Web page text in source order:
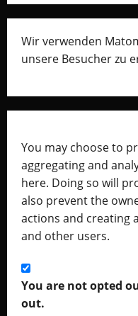
Wir verwenden
unsere Besucher zu
You may choose to
aggregating and
here. Doing so will
also prevent the
actions and creating
and other users.
You are not opted
out.